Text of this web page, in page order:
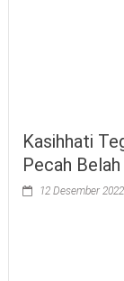
Kasihhati
Pecah
12 Desember 2022